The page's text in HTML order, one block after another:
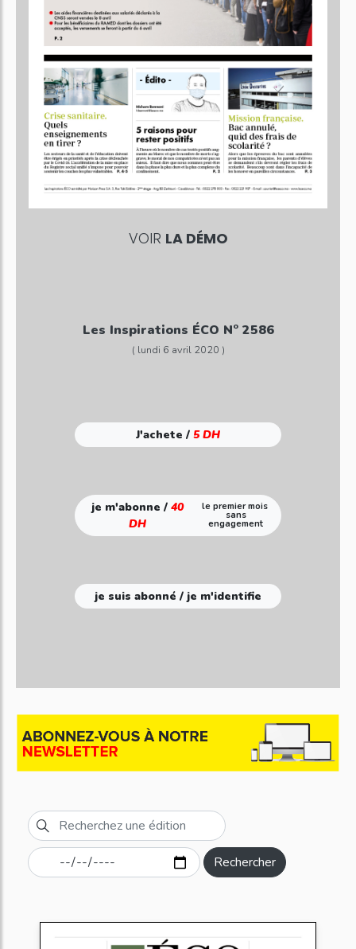
VOIR LA DÉMO
Les Inspirations ÉCO N° 2586
( lundi 6 avril 2020 )
J'achete / 5 DH
je m'abonne /40
DH
le premier mois
sans
engagement
je suis abonné / je m'identifie
Rechercher